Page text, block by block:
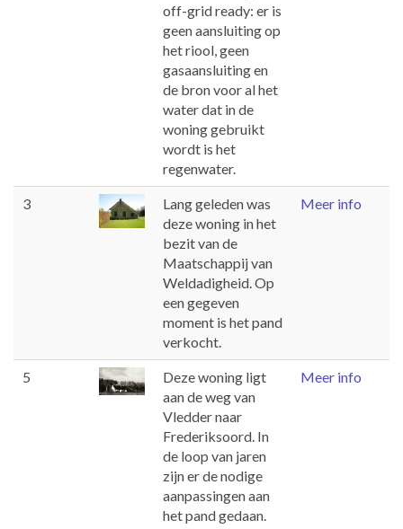
off-grid ready: er is
geen aansluiting op
het riool, geen
gasaansluiting en
de bron voor al het
water dat in de
woning gebruikt
wordt is het
regenwater.
3
Lang geleden was
deze woning in het
bezit van de
Maatschappij van
Weldadigheid. Op
een gegeven
moment is het pand
verkocht.
Meer info
5
Deze woning ligt
aan de weg van
Vledder naar
Frederiksoord. In
de loop van jaren
zijn er de nodige
aanpassingen aan
het pand gedaan.
Meer info